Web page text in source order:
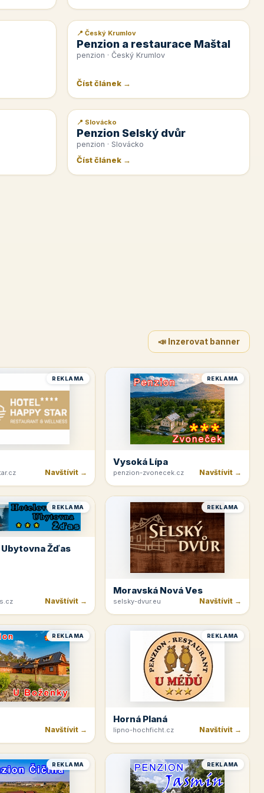
📰 PR článek
📍 Český Krumlov
Penzion a restaurace Maštal
penzion · Český Krumlov
Číst článek →
📰 PR článek
📍 Slovácko
Penzion Selský dvůr
penzion · Slovácko
Číst článek →
📣 Inzerovat banner
REKLAMA
Navštívit →
REKLAMA
Vysoká Lípa
penzion-zvonecek.cz Navštívit →
REKLAMA
Žďas
Navštívit →
REKLAMA
Moravská Nová Ves
selsky-dvur.eu Navštívit →
REKLAMA
Navštívit →
REKLAMA
Horná Planá
lipno-hochficht.cz Navštívit →
REKLAMA REKLAMA